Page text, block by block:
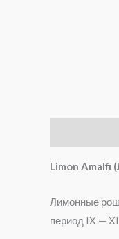
Limon
Лимонные
период IX —